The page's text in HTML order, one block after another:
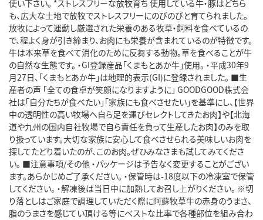
使い下さい。 *ストレスフリーな放牧育ち 使用している牛・豚はどちら
も、広大な土地で放牧でストレスフリーにのびのびと育てられました。
放牧によって運動し厳選された栄養のある牧草・飼料を食べているの
で、程よく身が引き締まり、お肉にも栄養が含まれているのが特徴です。
牛は本来草を食べて消化のために反芻する動物。草を食べることが牛
の自然な生態です。 ・GI登録産品「くまもとあか牛」使用。 ・平成30年9
月27日、「くまもとあか牛」は地理的表示(GI)に登録されました。 ■生
産者の声 「全ての食卓が笑顔になりますように」 GOODGOOD株式会
社は「自分たちが食べたい」「家族にも食べさせたい」を基準にし、【世界
中の透明性の高い牧場へ自ら足を運びセレクトしてきたお肉】や【北海
道や九州の国内自社牧場で自ら責任を負って生産したお肉】のみを取
り扱っています。大切な家族に安心して食べさせられる美味しいお肉を
探してたどり着いたのが、このお肉。ぜひみなさまも試してみてくださ
い。 ■注意事項/その他 ・パッケージは予告なく変更することがござい
ます。あらかじめご了承ください。 ・保管時は-18度以下の冷凍室で保管
してください。 ・解凍後は当日中に加熱してお召し上がりください。 ※切
り落としはご家庭で調理していただく際に阿蘇牧草牛の赤身のうまさ、
脂のうまさを感じてい頂ける等にベストな比率で各種部位を組み合わ